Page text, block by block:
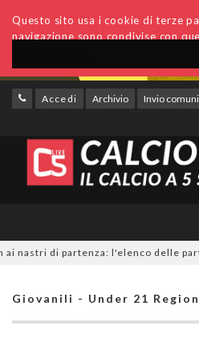
Questo sito usa i cookie di terze
navigazione sono condivise con
Accedi Archivio Invio
di partenza: l'elenco delle
Giovanili - Under 21